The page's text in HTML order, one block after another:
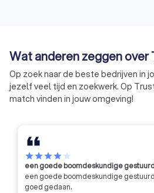
Wat anderen zeggen over
Op zoek naar de beste bedrijven in
jezelf veel tijd en zoekwerk. Op
match vinden in jouw omgeving!
starstarstarstarstar
een goede boomdeskundige
een goede boomdeskundige
goed gedaan.